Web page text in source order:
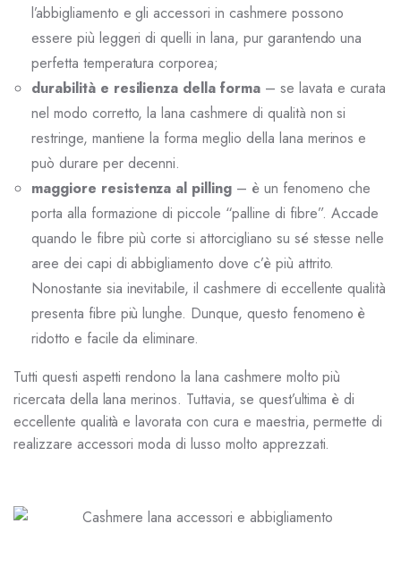
l’abbigliamento e gli accessori in cashmere possono
essere più leggeri di quelli in lana, pur garantendo una
perfetta temperatura corporea;
durabilità e resilienza della forma– se lavata e curata
nel modo corretto, la lana cashmere di qualità non si
restringe, mantiene la forma meglio della lana merinos e
può durare per decenni.
maggiore resistenza al pilling – è un fenomeno che
porta alla formazione di piccole “palline di fibre”. Accade
quando le fibre più corte si attorcigliano su sé stesse nelle
aree dei capi di abbigliamento dove c’è più attrito.
Nonostante sia inevitabile, il cashmere di eccellente qualità
presenta fibre più lunghe. Dunque, questo fenomeno è
ridotto e facile da eliminare.
Tutti questi aspetti rendono la lana cashmere molto più
ricercata della lana merinos. Tuttavia, se quest’ultima è di
eccellente qualità e lavorata con cura e maestria, permette di
realizzare accessori moda di lusso molto apprezzati.